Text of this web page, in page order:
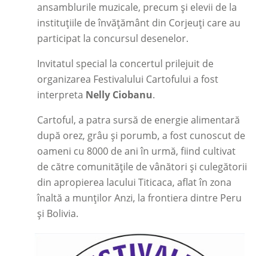
ansamblurile muzicale, precum și elevii de la
instituțiile de învățământ din Corjeuți care au
participat la concursul desenelor.
Invitatul special la concertul prilejuit de
organizarea Festivalului Cartofului a fost
interpreta Nelly Ciobanu.
Cartoful, a patra sursă de energie alimentară
după orez, grâu și porumb, a fost cunoscut de
oameni cu 8000 de ani în urmă, fiind cultivat
de către comunitățile de vânători și culegătorii
din apropierea lacului Titicaca, aflat în zona
înaltă a munților Anzi, la frontiera dintre Peru
și Bolivia.